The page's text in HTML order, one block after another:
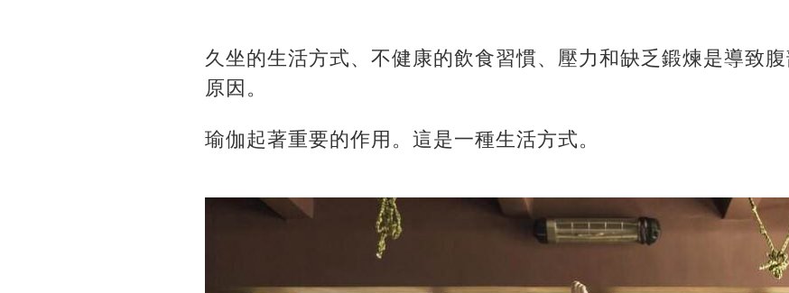
久坐的生活方式、不健康的飲食習慣、壓力和缺乏鍛煉是導致
原因。
瑜伽起著重要的作用。這是一種生活方式。